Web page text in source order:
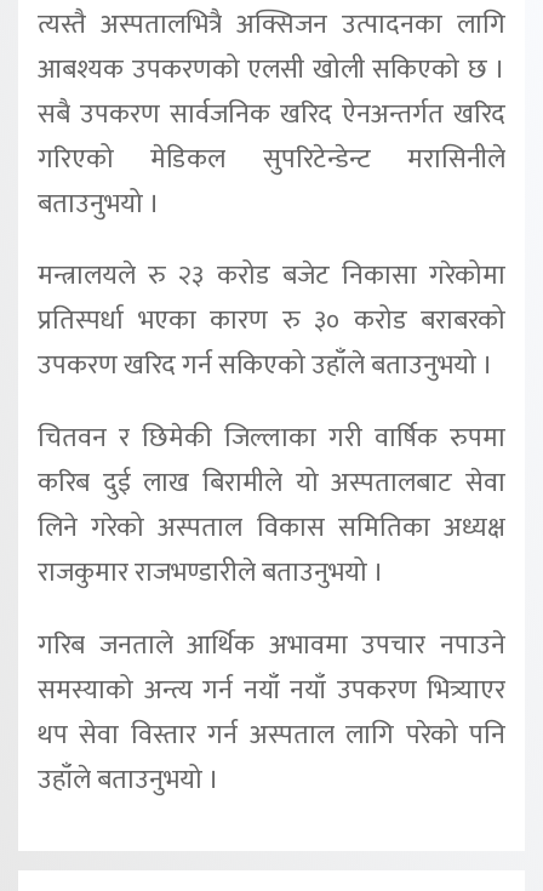
त्यस्तै अस्पतालभित्रै अक्सिजन उत्पादनका लागि
आबश्यक उपकरणको एलसी खोली सकिएको छ ।
सबै उपकरण सार्वजनिक खरिद ऐनअन्तर्गत खरिद
गरिएको मेडिकल सुपरिटेन्डेन्ट मरासिनीले
बताउनुभयो ।
मन्त्रालयले रु २३ करोड बजेट निकासा गरेकोमा
प्रतिस्पर्धा भएका कारण रु ३० करोड बराबरको
उपकरण खरिद गर्न सकिएको उहाँले बताउनुभयो ।
चितवन र छिमेकी जिल्लाका गरी वार्षिक रुपमा
करिब दुई लाख बिरामीले यो अस्पतालबाट सेवा
लिने गरेको अस्पताल विकास समितिका अध्यक्ष
राजकुमार राजभण्डारीले बताउनुभयो ।
गरिब जनताले आर्थिक अभावमा उपचार नपाउने
समस्याको अन्त्य गर्न नयाँ नयाँ उपकरण भित्र्याएर
थप सेवा विस्तार गर्न अस्पताल लागि परेको पनि
उहाँले बताउनुभयो ।